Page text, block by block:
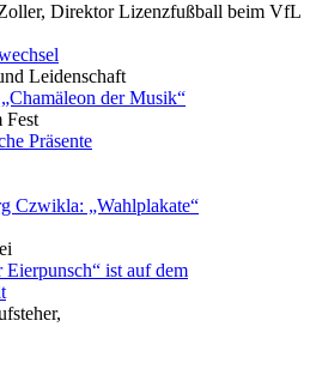
Direktor Lizenzfußball beim VfL
Leidenschaft
der Musik“
Fest
Präsente
Czwikla: „Wahlplakate“
ist auf dem